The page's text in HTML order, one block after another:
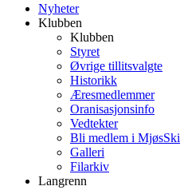
Nyheter
Klubben
Klubben
Styret
Øvrige tillitsvalgte
Historikk
Æresmedlemmer
Oranisasjonsinfo
Vedtekter
Bli medlem i MjøsSki
Galleri
Filarkiv
Langrenn